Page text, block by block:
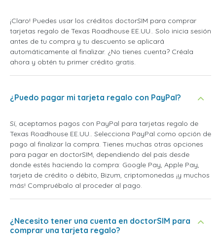
¡Claro! Puedes usar los créditos doctorSIM para comprar
tarjetas regalo de Texas Roadhouse EE.UU.. Solo inicia sesión
antes de tu compra y tu descuento se aplicará
automáticamente al finalizar. ¿No tienes cuenta? Créala
ahora y obtén tu primer crédito gratis.
¿Puedo pagar mi tarjeta regalo con PayPal?
Sí, aceptamos pagos con PayPal para tarjetas regalo de
Texas Roadhouse EE.UU.. Selecciona PayPal como opción de
pago al finalizar la compra. Tienes muchas otras opciones
para pagar en doctorSIM, dependiendo del país desde
donde estés haciendo la compra: Google Pay, Apple Pay,
tarjeta de crédito o débito, Bizum, criptomonedas ¡y muchos
más! Compruébalo al proceder al pago.
¿Necesito tener una cuenta en doctorSIM para
comprar una tarjeta regalo?